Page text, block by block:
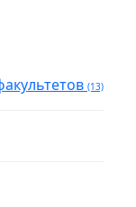
(13)